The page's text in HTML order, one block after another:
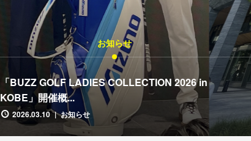
お知らせ
「BUZZ GOLF LADIES COLLECTION 2026 in
KOBE」開催概...
2026.03.10 お知らせ